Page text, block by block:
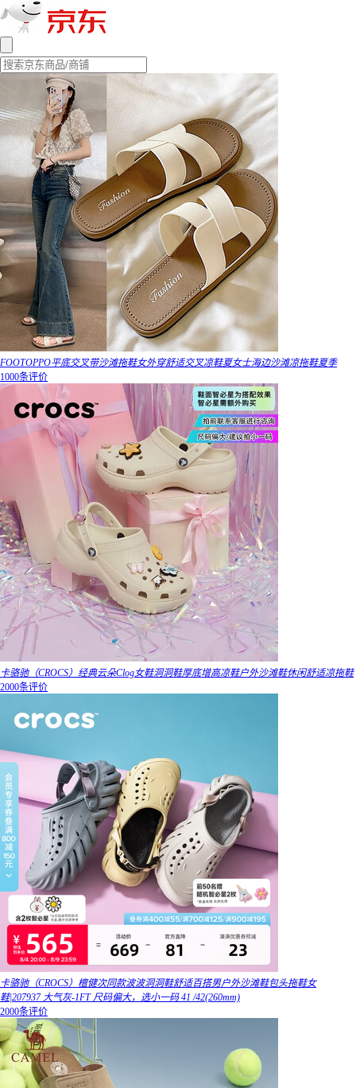
FOOTOPPO平底交叉带沙滩拖鞋女外穿舒适交叉凉鞋夏女士海边沙滩凉拖鞋夏季
1000条评价
卡骆驰（CROCS）经典云朵Clog女鞋洞洞鞋厚底增高凉鞋户外沙滩鞋休闲舒适凉拖鞋
2000条评价
卡骆驰（CROCS）檀健次同款波波洞洞鞋舒适百搭男户外沙滩鞋包头拖鞋女
鞋|207937 大气灰-1FT 尺码偏大，选小一码 41 /42(260mm)
2000条评价